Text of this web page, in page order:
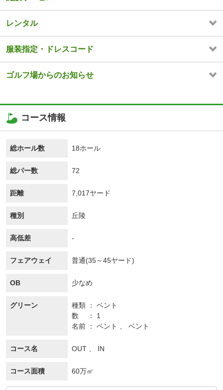
レンタル
服装指定・ドレスコード
ゴルフ場からのお知らせ
コース情報
総ホール数 18ホール
総パー数 72
距離 7,017ヤード
種別 丘陵
高低差 -
フェアウェイ 普通(35～45ヤード)
OB 少なめ
グリーン 種類
ベント
数
1
名前
ベント 、 ベント
コース名 OUT 、 IN
コース面積 60万㎡